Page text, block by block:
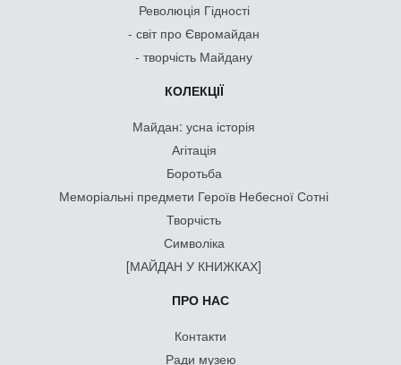
Революція Гідності
- світ про Євромайдан
- творчість Майдану
КОЛЕКЦІЇ
Майдан: усна історія
Агітація
Боротьба
Меморіальні предмети Героїв Небесної Сотні
Творчість
Символіка
[МАЙДАН У КНИЖКАХ]
ПРО НАС
Контакти
Ради музею